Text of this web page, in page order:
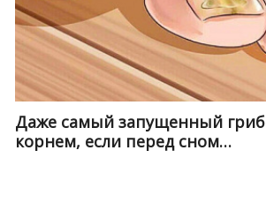
Даже самый запущенный
корнем, если перед сном…